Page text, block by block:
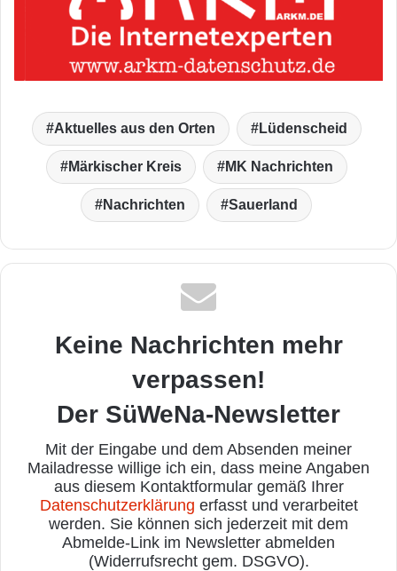
Aktuelles aus den Orten Lüdenscheid
Märkischer Kreis MK Nachrichten
Nachrichten Sauerland
Keine Nachrichten mehr
verpassen!
Der SüWeNa-Newsletter
Mit der Eingabe und dem Absenden meiner
Mailadresse willige ich ein, dass meine Angaben
aus diesem Kontaktformular gemäß Ihrer
Datenschutzerklärung erfasst und verarbeitet
werden. Sie können sich jederzeit mit dem
Abmelde-Link im Newsletter abmelden
(Widerrufsrecht gem. DSGVO).